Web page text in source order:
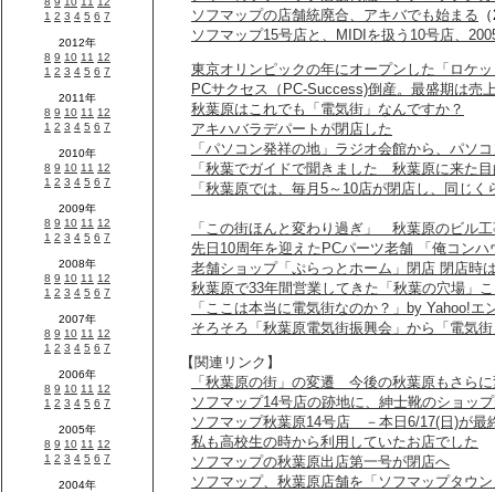
ソフマップの店舗統廃合、アキバでも始まる
ソフマップ15号店と、MIDIを扱う10号店、
東京オリンピックの年にオープンした「ロケ
PCサクセス（PC-Success)倒産。最盛期は売
秋葉原はこれでも「電気街」なんですか？
アキハバラデパートが閉店した
「パソコン発祥の地」ラジオ会館から、パソ
「秋葉でガイドで聞きました 秋葉原に来た
「秋葉原では、毎月5～10店が閉店し、同じく
「この街ほんと変わり過ぎ」 秋葉原のビル
先日10周年を迎えたPCパーツ老舗 「俺コンハ
老舗ショップ「ぷらっとホーム」閉店 閉店時
秋葉原で33年間営業してきた「秋葉の穴場」
「ここは本当に電気街なのか？」by Yahoo!エ
そろそろ「秋葉原電気街振興会」から「電気
【関連リンク】
「秋葉原の街」の変遷 今後の秋葉原もさら
ソフマップ14号店の跡地に、紳士靴のショッ
ソフマップ秋葉原14号店 －本日6/17(日)が最
私も高校生の時から利用していたお店でした
ソフマップの秋葉原出店第一号が閉店へ
ソフマップ、秋葉原店舗を「ソフマップタウ